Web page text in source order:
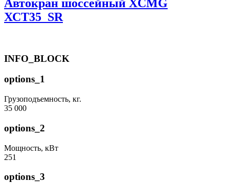
Автокран шоссейный XCMG
ХСТ35_SR
INFO_BLOCK
options_1
Грузоподъемность, кг.
35 000
options_2
Мощность, кВт
251
options_3